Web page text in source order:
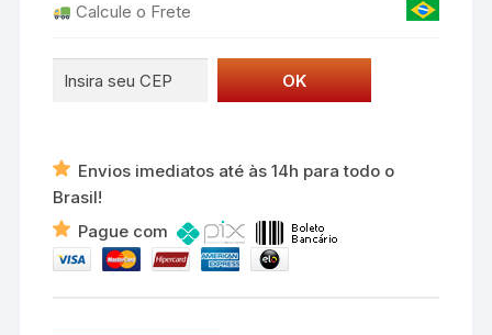
AzulCalcule o Frete
Envios imediatos até às 14h para todo o
Brasil!
Pague com